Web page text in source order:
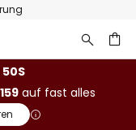
49S
auf fast alles